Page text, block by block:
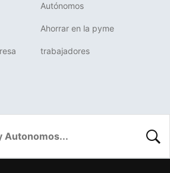
Autónomos
Ahorrar en la pyme
trabajadores